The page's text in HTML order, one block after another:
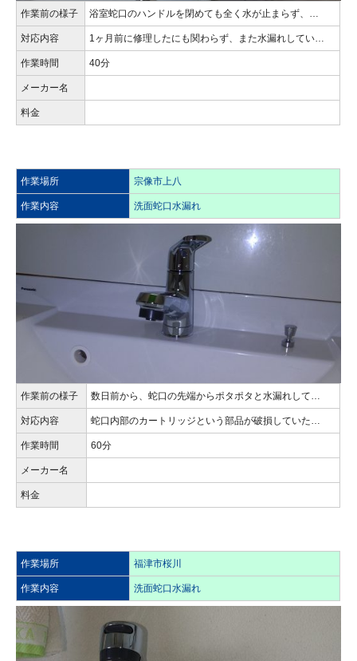
作業前の様子 浴室蛇口のハンドルを閉めても全く水が止まらず、…
対応内容 1ヶ月前に修理したにも関わらず、また水漏れしてい…
作業時間 40分
メーカー名
料金
作業場所 宗像市上八
作業内容 洗面蛇口水漏れ
作業前の様子 数日前から、蛇口の先端からポタポタと水漏れして…
対応内容 蛇口内部のカートリッジという部品が破損していた…
作業時間 60分
メーカー名
料金
作業場所 福津市桜川
作業内容 洗面蛇口水漏れ